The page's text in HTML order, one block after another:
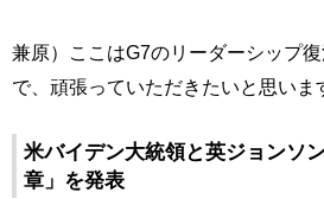
兼原）ここはG7のリーダーシップ
で、頑張っていただきたいと思いま
米バイデン大統領と英ジョンソ
章」を発表